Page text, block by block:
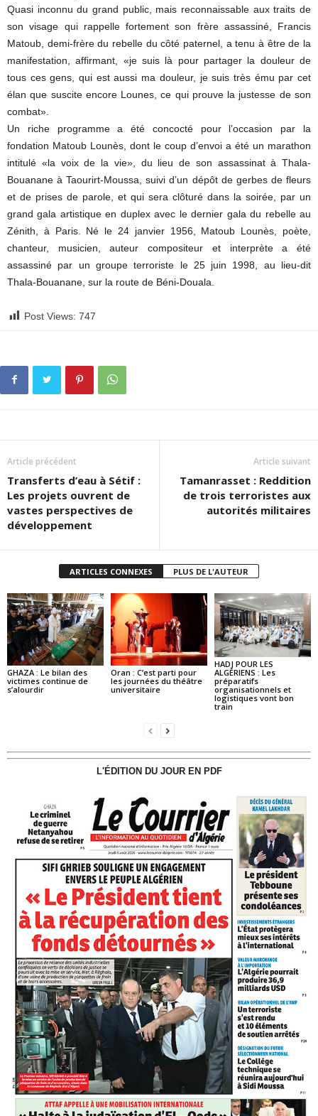
Quasi inconnu du grand public, mais reconnaissable aux traits de
son visage qui rappelle fortement son frère assassiné, Francis
Matoub, demi-frère du rebelle du côté paternel, a tenu à être de la
manifestation, affirmant, «je suis là pour partager la douleur de
tous ces gens, qui est aussi ma douleur, je suis très ému par cet
élan que suscite encore Lounes, ce qui prouve la justesse de son
combat».
Un riche programme a été concocté pour l’occasion par la
fondation Matoub Lounès, dont le coup d’envoi a été un marathon
intitulé «la voix de la vie», du lieu de son assassinat à Thala-
Bouanane à Taourirt-Moussa, suivi d’un dépôt de gerbes de fleurs
et de prises de parole, et qui sera clôturé dans la soirée, par un
grand gala artistique en duplex avec le dernier gala du rebelle au
Zénith, à Paris. Né le 24 janvier 1956, Matoub Lounès, poète,
chanteur, musicien, auteur compositeur et interprète a été
assassiné par un groupe terroriste le 25 juin 1998, au lieu-dit
Thala-Bouanane, sur la route de Béni-Douala.
Post Views: 747
Article précédent
Transferts d’eau à Sétif :
Les projets ouvrent de
vastes perspectives de
développement
Article suivant
Tamanrasset : Reddition
de trois terroristes aux
autorités militaires
ARTICLES CONNEXES PLUS DE L'AUTEUR
GHAZA : Le bilan des
victimes continue de
s’alourdir
Oran : C’est parti pour
les journées du théâtre
universitaire
HADJ POUR LES
ALGÉRIENS : Les
préparatifs
organisationnels et
logistiques vont bon
train
L'ÉDITION DU JOUR EN PDF